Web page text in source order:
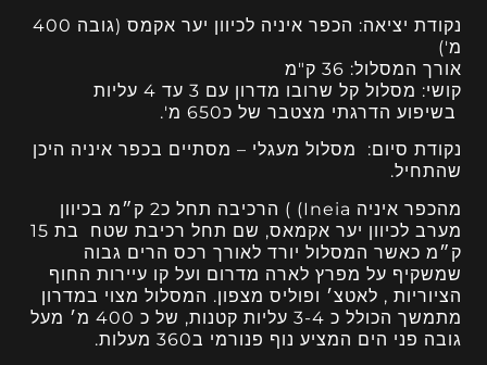
נקודת יציאה: הכפר איניה לכיוון יער אקמס (גובה 400
מ')
אורך המסלול: 36 ק"מ
קושי: מסלול קל שרובו מדרון עם 3 עד 4 עליות
בשיפוע הדרגתי מצטבר של כ650 מ'.
נקודת סיום: מסלול מעגלי – מסתיים בכפר איניה היכן
שהתחיל.
מהכפר איניה Ineia) ) הרכיבה תחל כ2 ק״מ בכיוון
מערב לכיוון יער אקמאס, שם תחל רכיבת שטח בת 15
ק״מ כאשר המסלול יורד לאורך רכס הרים גבוה
שמשקיף על מפרץ לארה מדרום ועל קו עיירות החוף
הציוריות , לאטצ׳ ופוליס מצפון. המסלול מצוי במדרון
מתמשך הכולל כ 3-4 עליות קטנות, של כ 400 מ׳ מעל
גובה פני הים המציע נוף פנורמי ב360 מעלות.